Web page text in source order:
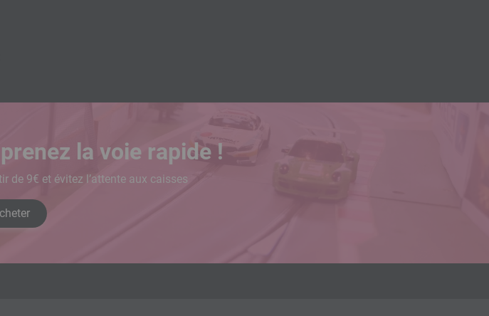
la voie rapide !
de 9€ et évitez l’attente aux caisses